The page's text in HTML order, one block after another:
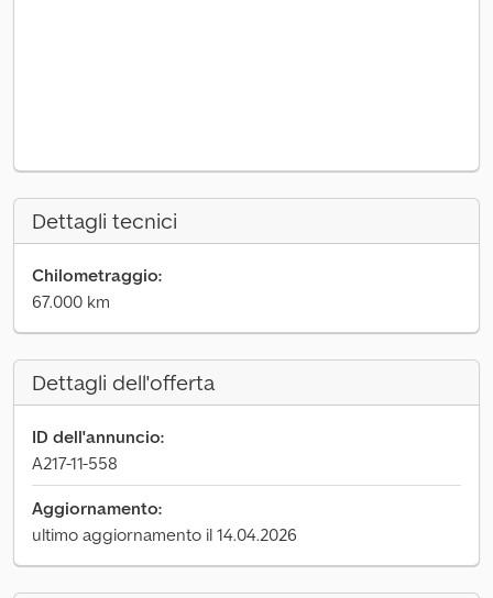
Dettagli tecnici
Chilometraggio:
67.000 km
Dettagli dell'offerta
ID dell'annuncio:
A217-11-558
Aggiornamento:
ultimo aggiornamento il 14.04.2026